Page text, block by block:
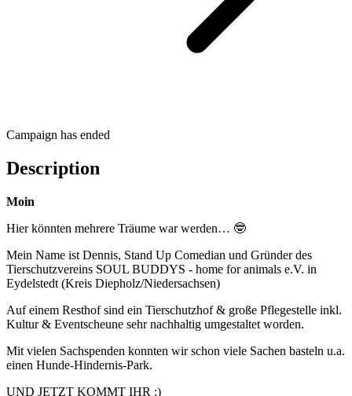
Campaign has ended
Description
Moin
Hier könnten mehrere Träume war werden… 🤓
Mein Name ist Dennis, Stand Up Comedian und Gründer des
Tierschutzvereins SOUL BUDDYS - home for animals e.V. in
Eydelstedt (Kreis Diepholz/Niedersachsen)
Auf einem Resthof sind ein Tierschutzhof & große Pflegestelle inkl.
Kultur & Eventscheune sehr nachhaltig umgestaltet worden.
Mit vielen Sachspenden konnten wir schon viele Sachen basteln u.a.
einen Hunde-Hindernis-Park.
UND JETZT KOMMT IHR :)